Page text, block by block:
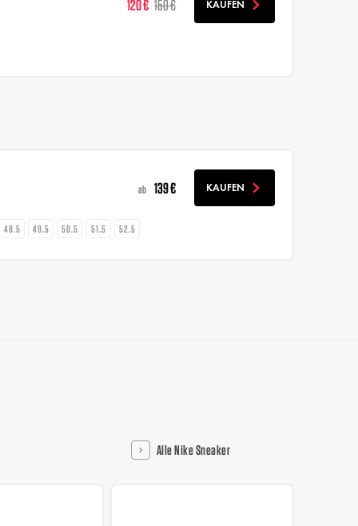
120 € 150 € KAUFEN
ab 139 € KAUFEN
48.5 49.5 50.5 51.5 52.5
Alle Nike Sneaker